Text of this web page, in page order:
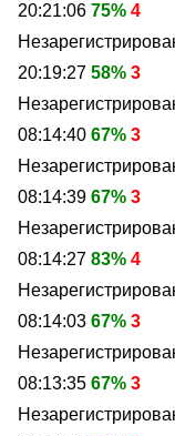
20:21:06 75% 4
20:19:27 58% 3
08:14:40 67% 3
08:14:39 67% 3
08:14:27 83% 4
08:14:03 67% 3
08:13:35 67% 3